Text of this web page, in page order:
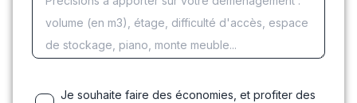
Je souhaite faire des économies, et profiter des